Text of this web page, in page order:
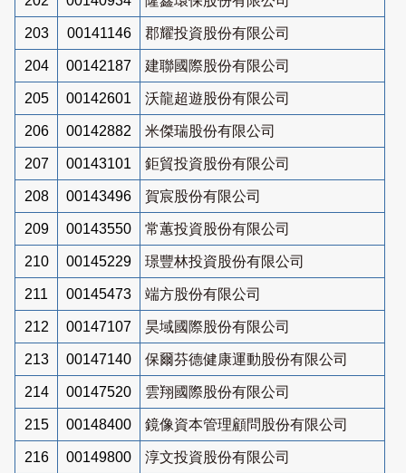
203 00141146 郡耀投資股份有限公司
204 00142187 建聯國際股份有限公司
205 00142601 沃龍超遊股份有限公司
206 00142882 米傑瑞股份有限公司
207 00143101 鉅貿投資股份有限公司
208 00143496 賀宸股份有限公司
209 00143550 常蕙投資股份有限公司
210 00145229 璟豐林投資股份有限公司
211 00145473 端方股份有限公司
212 00147107 昊域國際股份有限公司
213 00147140 保爾芬德健康運動股份有限公司
214 00147520 雲翔國際股份有限公司
215 00148400 鏡像資本管理顧問股份有限公司
216 00149800 淳文投資股份有限公司